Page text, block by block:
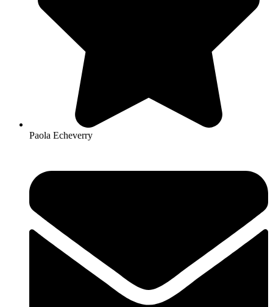
Paola Echeverry